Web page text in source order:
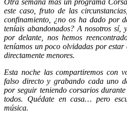
Otra semana más un programa
este caso, fruto de las
confinamiento, ¿no os ha dado por
teníais abandonados? A nosotros sí,
por delante, nos hemos
teníamos un poco olvidadas por
directamente menores.
Esta noche las compartiremos con
falso directo y grabando cada uno
por seguir teniendo corsarios
todos. Quédate en casa… pero
música.